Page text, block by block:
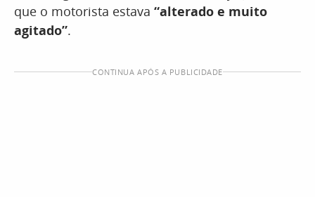
que o motorista estava “alterado e muito
agitado”.
CONTINUA APÓS A PUBLICIDADE